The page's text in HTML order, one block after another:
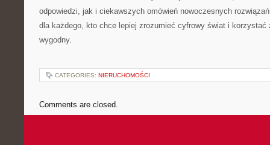
odpowiedzi, jak i ciekawszych omówień nowoczesnych
dla każdego, kto chce lepiej zrozumieć cyfrowy świat i korzystać
wygodny.
CATEGORIES: NIERUCHOMOŚCI
Comments are closed.